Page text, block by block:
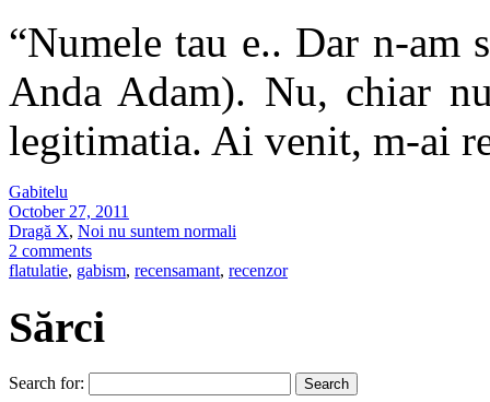
“Numele tau e.. Dar n-am
Anda Adam). Nu, chiar
legitimatia. Ai venit, m-ai
Gabitelu
October 27, 2011
Dragă X, Noi nu suntem normali
2 comments
flatulatie, gabism, recensamant, recenzor
Sărci
Search for: